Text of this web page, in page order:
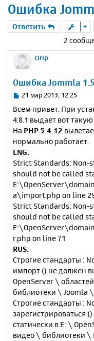
Ошибка
Ответить
2
cirip
Ошибка Jommla 1.5
С
о
б
щ
е
н
и
е
21 мар 2013, 12:25
Всем привет. При
4.8.1 выдает вот
На PHP 5.4.12
нормально работает.
ENG:
Strict Standards: Non-
should not be called
a\import.php on line
Strict Standards: Non-
should not be called
r.php on line 71
RUS:
Строгие стандарты :
импорт () не должен
OpenServer \
библиотеки \ Joomla
Строгие стандарты :
зарегистрироваться
статически в E: \
видео \ библиотеки \